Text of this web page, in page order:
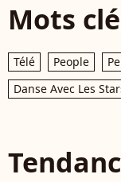
Mots
Télé People
Danse Avec Les